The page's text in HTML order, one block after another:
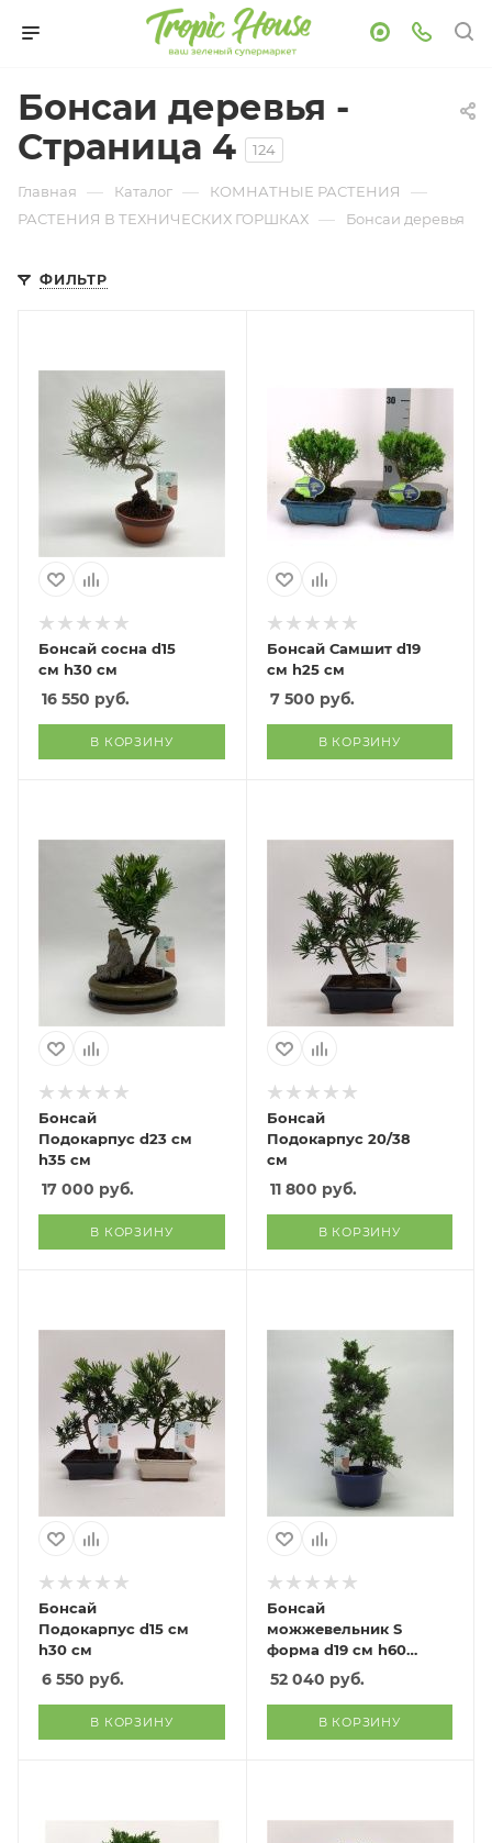
Бонсаи деревья -
Страница 4
124
Главная — Каталог — КОМНАТНЫЕ РАСТЕНИЯ —
РАСТЕНИЯ В ТЕХНИЧЕСКИХ ГОРШКАХ — Бонсаи деревья
ФИЛЬТР
Бонсай сосна d15
см h30 см
16 550 руб.
В КОРЗИНУ
Бонсай Самшит d19
см h25 см
7 500 руб.
В КОРЗИНУ
Бонсай
Подокарпус d23 см
h35 см
17 000 руб.
В КОРЗИНУ
Бонсай
Подокарпус 20/38
см
11 800 руб.
В КОРЗИНУ
Бонсай
Подокарпус d15 см
h30 см
6 550 руб.
В КОРЗИНУ
Бонсай
можжевельник S
форма d19 см h60
см
52 040 руб.
В КОРЗИНУ